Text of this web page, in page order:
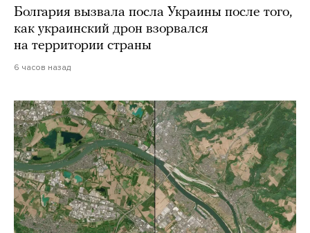
Болгария вызвала посла Украины после того,
как украинский дрон взорвался
на территории страны
6 часов назад